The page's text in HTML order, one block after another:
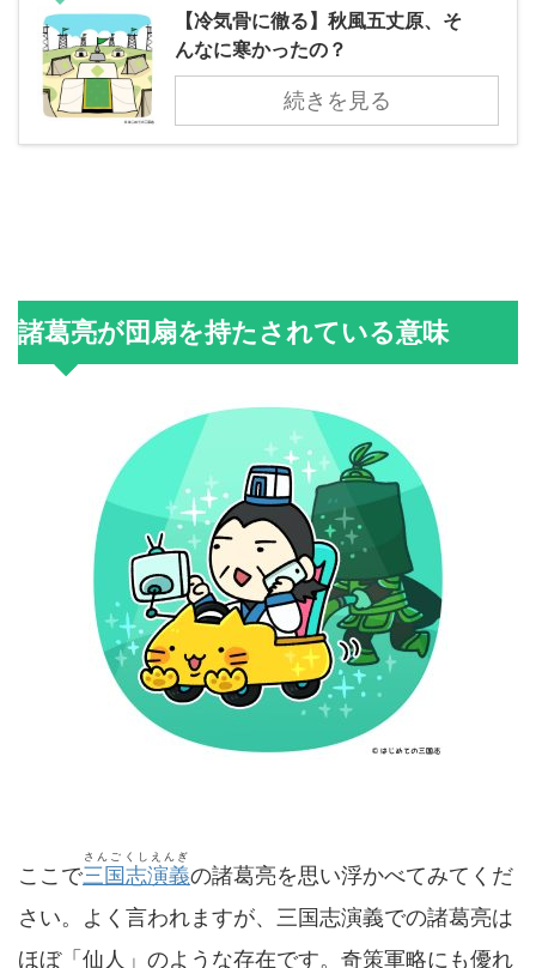
【冷気骨に徹る】秋風五丈原、そ
んなに寒かったの？
続きを見る
諸葛亮が団扇を持たされている意味
ここで三国志演義
さんごくしえんぎ
の諸葛亮を思い浮かべてみてくだ
さい。よく言われますが、三国志演義での諸葛亮は
ほぼ「仙人」のような存在です。奇策軍略にも優れ